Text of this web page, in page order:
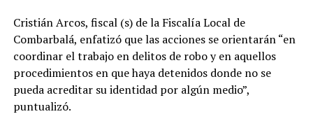
Cristián Arcos, fiscal (s) de la Fiscalía Local de
Combarbalá, enfatizó que las acciones se orientarán “en
coordinar el trabajo en delitos de robo y en aquellos
procedimientos en que haya detenidos donde no se
pueda acreditar su identidad por algún medio”,
puntualizó.